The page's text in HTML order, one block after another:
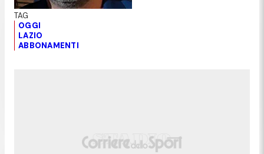
OGGI
LAZIO
ABBONAMENTI